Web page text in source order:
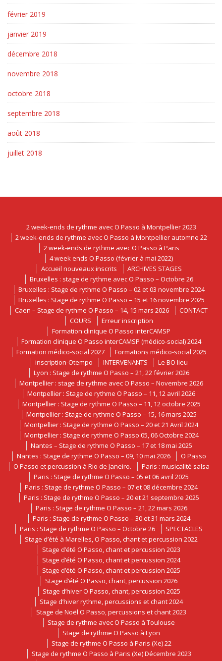
février 2019
janvier 2019
décembre 2018
novembre 2018
octobre 2018
septembre 2018
août 2018
juillet 2018
2 week-ends de rythme avec O Passo à Montpellier 2023
2 week-ends de rythme avec O Passo à Montpellier automne 22
2 week-ends de rythme avec O Passo à Paris
4 week ends O Passo (février à mai 2022)
Accueil nouveaux inscrits
ARCHIVES STAGES
Bruxelles : stage de rythme avec O Passo – Octobre 26
Bruxelles : Stage de rythme O Passo – 02 et 03 novembre 2024
Bruxelles : Stage de rythme O Passo – 15 et 16 novembre 2025
Caen – Stage de rythme O Passo – 14, 15 mars 2026
CONTACT
COURS
Erreur inscription
Formation clinique O Passo interCAMSP
Formation clinique O Passo interCAMSP (médico-social) 2024
Formation médico-social 2027
Formations médico-social 2025
inscription-Otempo
INTERVENANTS
Le BO lieu
Lyon : Stage de rythme O Passo – 21, 22 février 2026
Montpellier : stage de rythme avec O Passo – Novembre 2026
Montpellier : Stage de rythme O Passo – 11, 12 avril 2026
Montpellier : Stage de rythme O Passo – 11, 12 octobre 2025
Montpellier : Stage de rythme O Passo – 15, 16 mars 2025
Montpellier : Stage de rythme O Passo – 20 et 21 Avril 2024
Montpellier : Stage de rythme O Passo 05, 06 Octobre 2024
Nantes – Stage de rythme O Passo – 17 et 18 mai 2025
Nantes : Stage de rythme O Passo – 09, 10 mai 2026
O Passo
O Passo et percussion à Rio de Janeiro.
Paris : musicalité salsa
Paris : Stage de rythme O Passo – 05 et 06 avril 2025
Paris : Stage de rythme O Passo – 07 et 08 décembre 2024
Paris : Stage de rythme O Passo – 20 et 21 septembre 2025
Paris : Stage de rythme O Passo – 21, 22 mars 2026
Paris : Stage de rythme O Passo – 30 et 31 mars 2024
Paris : Stage de rythme O Passo – Octobre 26
SPECTACLES
Stage d’été à Marelles, O Passo, chant et percussion 2022
Stage d’été O Passo, chant et percussion 2023
Stage d’été O Passo, chant et percussion 2024
Stage d’été O Passo, chant et percussion 2025
Stage d’été O Passo, chant, percussion 2026
Stage d’hiver O Passo, chant, percussion 2025
Stage d’hiver rythme, percussions et chant 2024
Stage de Noël O Passo, percussions et chant 2023
Stage de rythme avec O Passo à Toulouse
Stage de rythme O Passo à Lyon
Stage de rythme O Passo à Paris (Xe) 22
Stage de rythme O Passo à Paris (Xe) Décembre 2023